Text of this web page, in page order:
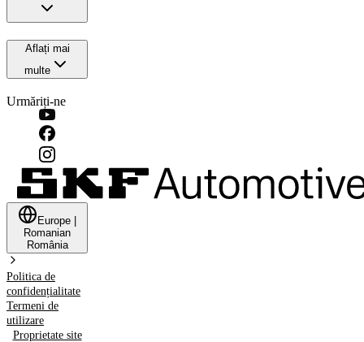
Aflați mai
multe
Urmăriți-ne
Europe
Romanian
România
Politica de
confidențialitate
Termeni de
utilizare
Proprietate site